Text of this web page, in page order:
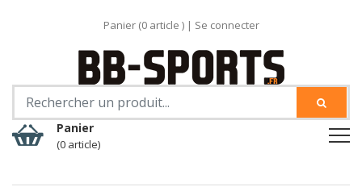
Panier (0article ) | Se connecter
Panier
(0 article)